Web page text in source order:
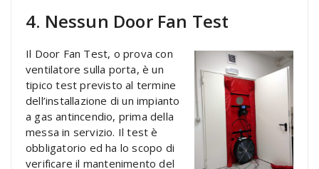
4. Nessun Door Fan Test
Il Door Fan Test, o prova con
ventilatore sulla porta, è un
tipico test previsto al termine
dell’installazione di un impianto
a gas antincendio, prima della
messa in servizio. Il test è
obbligatorio ed ha lo scopo di
verificare il mantenimento del